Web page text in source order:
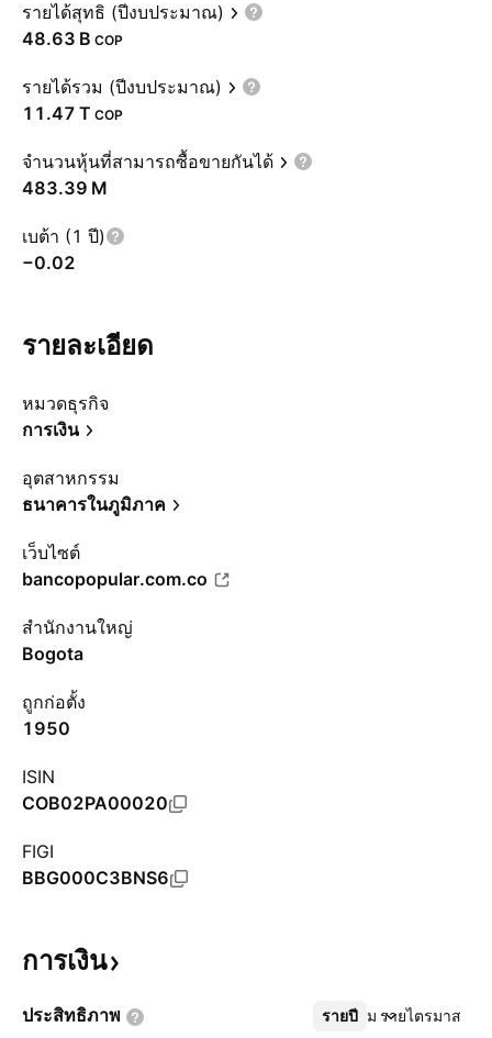
รายได้สุทธิ (ปีงบประมาณ)
‪48.63 B‬ COP
รายได้รวม (ปีงบประมาณ)
‪11.47 T‬ COP
จำนวนหุ้นที่สามารถซื้อขายกันได้
‪483.39 M‬
เบต้า (1 ปี)
−0.02
รายละเอียด
หมวดธุรกิจ
การเงิน
อุตสาหกรรม
ธนาคารในภูมิภาค
เว็บไซต์
bancopopular.com.co
สำนักงานใหญ่
Bogota
ถูกก่อตั้ง
1950
ISIN
COB02PA00020
FIGI
BBG000C3BNS6
การเงิน
ประสิทธิภาพ รายปี รายไตรมาส
เพิ่มเติม